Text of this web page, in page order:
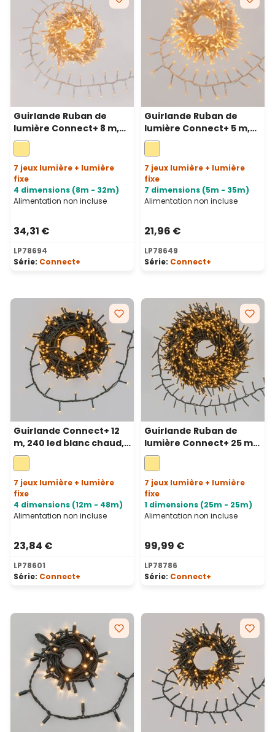
Guirlande Ruban de
lumière Connect+ 8 m,
400 led blanc chaud,
câble transparent,
prolongeable
7 jeux lumière + lumière
fixe
4 dimensions (8m - 32m)
Alimentation non incluse
34,31 €
LP78694
Série: Connect+
Guirlande Ruban de
lumière Connect+ 5 m,
250 led blanc chaud,
câble transparent,
prolongeable
7 jeux lumière + lumière
fixe
7 dimensions (5m - 35m)
Alimentation non incluse
21,96 €
LP78649
Série: Connect+
Guirlande Connect+ 12
m, 240 led blanc chaud,
câble vert, prolongeable
7 jeux lumière + lumière
fixe
4 dimensions (12m - 48m)
Alimentation non incluse
23,84 €
LP78601
Série: Connect+
Guirlande Ruban de
lumière Connect+ 25 m,
1250 led blanc chaud,
câble vert, prolongeable
7 jeux lumière + lumière
fixe
1 dimensions (25m - 25m)
Alimentation non incluse
99,99 €
LP78786
Série: Connect+